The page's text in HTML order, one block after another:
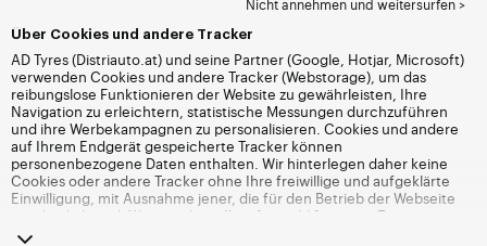
Nicht annehmen und weitersurfen >
Über Cookies und andere Tracker
AD Tyres (Distriauto.at) und seine Partner (Google, Hotjar, Microsoft)
verwenden Cookies und andere Tracker (Webstorage), um das
reibungslose Funktionieren der Website zu gewährleisten, Ihre
Navigation zu erleichtern, statistische Messungen durchzuführen
und ihre Werbekampagnen zu personalisieren. Cookies und andere
auf Ihrem Endgerät gespeicherte Tracker können
personenbezogene Daten enthalten. Wir hinterlegen daher keine
Cookies oder andere Tracker ohne Ihre freiwillige und aufgeklärte
Einwilligung, mit Ausnahme jener, die für den Betrieb der Webseite
unerlässlich sind. Wir speichern Ihre Auswahl für einen Zeitraum von
6 Monaten. Sie können Ihre Einwilligung jederzeit widerrufen, indem